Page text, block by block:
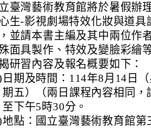
臺灣藝術教育館將於暑假辦
生-影視劇場特效化妝與道
並請本書主編及其中兩位作
面具製作、特效及變臉彩繪
研習內容及報名概要如下：
日期及時間：114年8月14日
期五）（兩日課程內容相同
至下午5時30分。
地點：國立臺灣藝術教育館第